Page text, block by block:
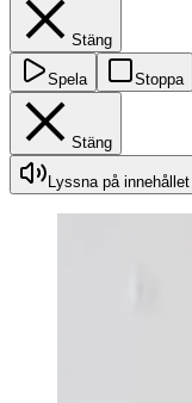
Stäng
Spela Stoppa
Stäng
Lyssna på innehållet